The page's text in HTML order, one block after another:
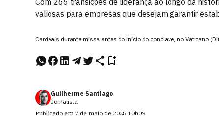
Com 266 transições de liderança ao longo da
valiosas para empresas que desejam garantir
Cardeais durante missa antes do início do conclave, no Vaticano
Guilherme Santiago
Jornalista
Publicado em 7 de maio de 2025 10h09.